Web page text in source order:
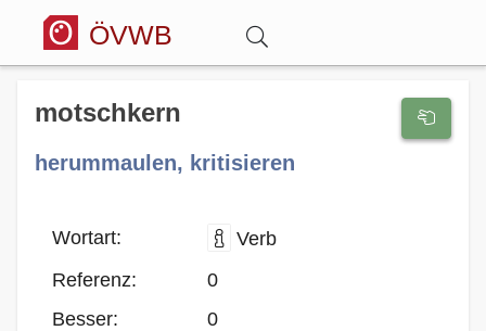
ÖVWB
Anmelden
Wörterbuch
Hitparade
motschkern
herummaulen, kritisieren
Wortart:
Verb
Referenz:
0
Besser:
0